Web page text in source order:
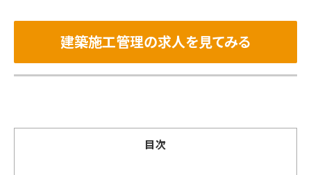
建築施工管理の求人を見てみる
目次